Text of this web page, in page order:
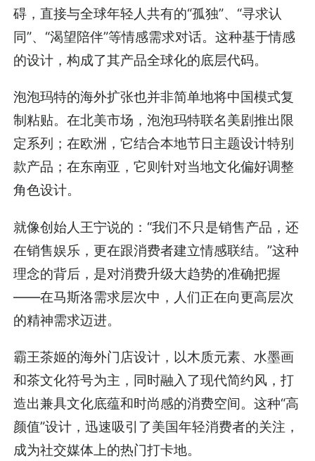
碍，直接与全球年轻人共有的“孤独”、“寻求认
同”、“渴望陪伴”等情感需求对话。这种基于情感
的设计，构成了其产品全球化的底层代码。
泡泡玛特的海外扩张也并非简单地将中国模式复
制粘贴。在北美市场，泡泡玛特联名美剧推出限
定系列；在欧洲，它结合本地节日主题设计特别
款产品；在东南亚，它则针对当地文化偏好调整
角色设计。
就像创始人王宁说的：“我们不只是销售产品，还
在销售娱乐，更在跟消费者建立情感联结。”这种
理念的背后，是对消费升级大趋势的准确把握
——在马斯洛需求层次中，人们正在向更高层次
的精神需求迈进。
霸王茶姬的海外门店设计，以木质元素、水墨画
和茶文化符号为主，同时融入了现代简约风，打
造出兼具文化底蕴和时尚感的消费空间。这种“高
颜值”设计，迅速吸引了美国年轻消费者的关注，
成为社交媒体上的热门打卡地。